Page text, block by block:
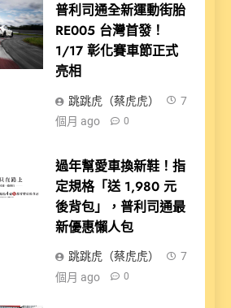
普利司通全新運動街胎
RE005 台灣首發！
1/17 彰化賽車節正式
亮相
跳跳虎（蔡虎虎）
7
個月 ago
0
過年幫愛車換新鞋！指
定規格「送 1,980 元
後背包」，普利司通最
新優惠懶人包
跳跳虎（蔡虎虎）
7
個月 ago
0